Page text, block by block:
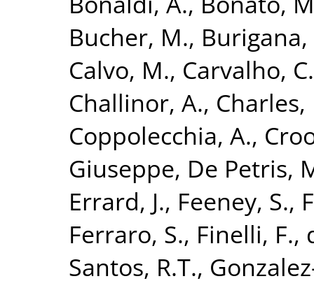
Bucher, M., Burigana,
Calvo, M., Carvalho,
Challinor, A., Charles,
Coppolecchia, A.,
Giuseppe, De Petris,
Errard, J., Feeney, S.,
Ferraro, S., Finelli, F.,
Santos, R.T.,